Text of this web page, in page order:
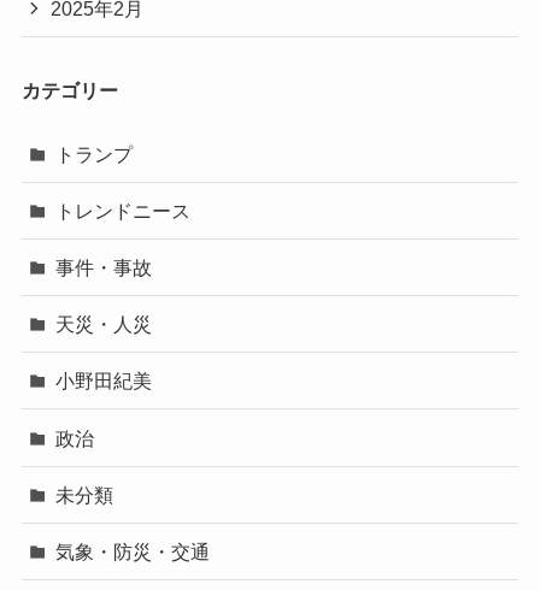
2025年2月
カテゴリー
トランプ
トレンドニース
事件・事故
天災・人災
小野田紀美
政治
未分類
気象・防災・交通